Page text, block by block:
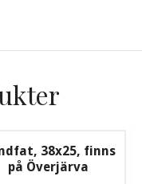
38x25, finns
på Överjärva